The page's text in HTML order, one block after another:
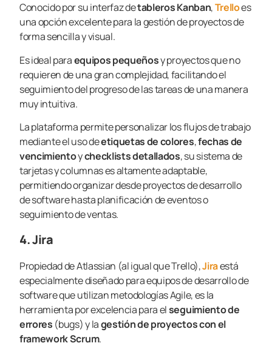
Conocido por su interfaz detableros Kanban,Trelloes
una opción excelente para la gestión de proyectos de
forma sencilla y visual.
Es ideal paraequipos pequeñosy proyectos que no
requieren de una gran complejidad, facilitando el
seguimiento del progreso de las tareas de una manera
muy intuitiva.
La plataforma permite personalizar los flujos de trabajo
mediante el uso deetiquetas de colores,fechas de
vencimientoychecklists detallados, su sistema de
tarjetas y columnas es altamente adaptable,
permitiendo organizar desde proyectos de desarrollo
de software hasta planificación de eventos o
seguimiento de ventas.
4. Jira
Propiedad de Atlassian (al igual que Trello),Jiraestá
especialmente diseñado para equipos de desarrollo de
software que utilizan metodologías Agile, es la
herramienta por excelencia para elseguimiento de
errores (bugs) y lagestión de proyectos con el
framework Scrum.